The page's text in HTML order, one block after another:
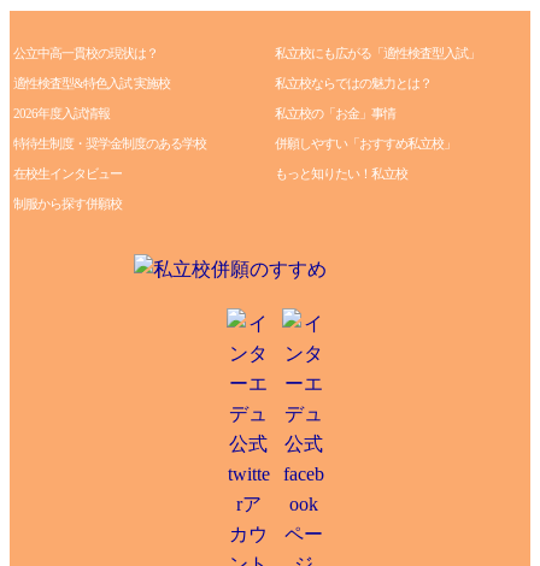
公立中高一貫校の現状は？ 私立校にも広がる「適性検査型入試」
適性検査型&特色入試 実施校 私立校ならではの魅力とは？
2026年度入試情報 私立校の「お金」事情
特待生制度・奨学金制度のある学校 併願しやすい「おすすめ私立校」
在校生インタビュー もっと知りたい！私立校
制服から探す併願校